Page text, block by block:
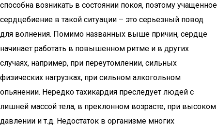
способна возникать в состоянии покоя, поэтому учащенное
сердцебиение в такой ситуации – это серьезный повод
для волнения. Помимо названных выше причин, сердце
начинает работать в повышенном ритме и в других
случаях, например, при переутомлении, сильных
физических нагрузках, при сильном алкогольном
опьянении. Нередко тахикардия преследует людей с
лишней массой тела, в преклонном возрасте, при высоком
давлении и т.д. Недостаток в организме многих